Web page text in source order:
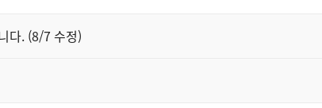
다. (8/7 수정)